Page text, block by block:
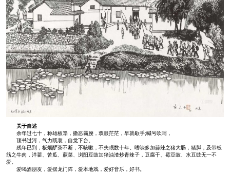
关于自述
余年过七十，称雄板犟，撒恶霸腰，双眼茫茫，早就歇手;喊号吹哨，
顶书过河，气力既衰，自觉下台。
残年已到，板烟酽茶不断，不咳嗽，不失眠数十年。嗜啖多加蒜辣之猪大肠，猪脚，及带板
筋之牛肉，洋藿、苦瓜、蕨菜、浏阳豆豉加猪油渣炒青辣子，豆腐干、霉豆豉、水豆豉无一不
爱。
爱喝酒朋友，爱摆龙门阵，爱本地戏，爱好音乐，好书。